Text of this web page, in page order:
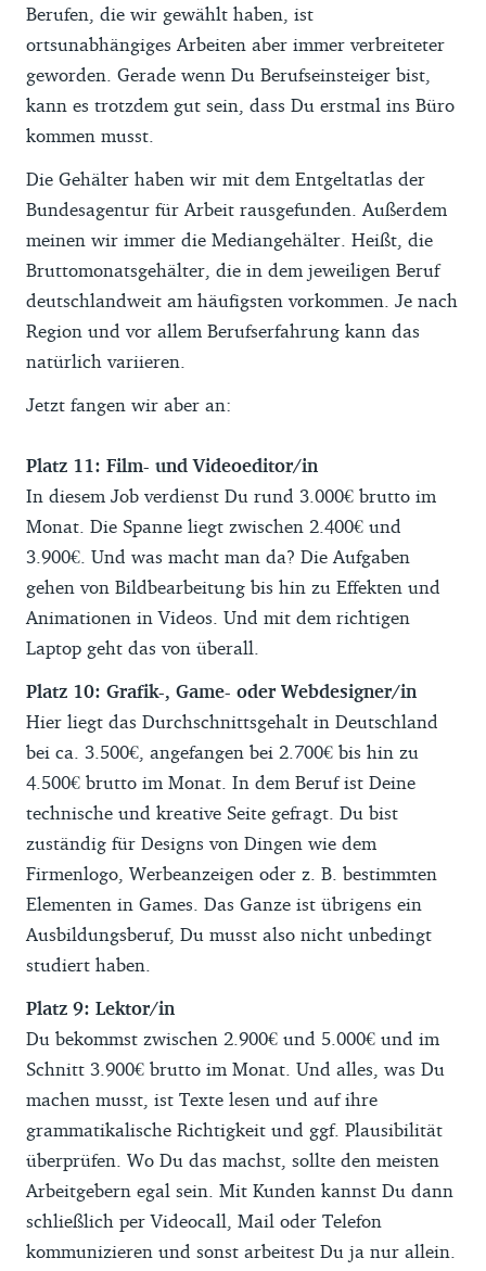
Berufen, die wir gewählt haben, ist
ortsunabhängiges Arbeiten aber immer verbreiteter
geworden. Gerade wenn Du Berufseinsteiger bist,
kann es trotzdem gut sein, dass Du erstmal ins Büro
kommen musst.
Die Gehälter haben wir mit dem Entgeltatlas der
Bundesagentur für Arbeit rausgefunden. Außerdem
meinen wir immer die Mediangehälter. Heißt, die
Bruttomonatsgehälter, die in dem jeweiligen Beruf
deutschlandweit am häufigsten vorkommen. Je nach
Region und vor allem Berufserfahrung kann das
natürlich variieren.
Jetzt fangen wir aber an:
Platz 11: Film- und Videoeditor/in
In diesem Job verdienst Du rund 3.000€ brutto im
Monat. Die Spanne liegt zwischen 2.400€ und
3.900€. Und was macht man da? Die Aufgaben
gehen von Bildbearbeitung bis hin zu Effekten und
Animationen in Videos. Und mit dem richtigen
Laptop geht das von überall.
Platz 10: Grafik-, Game- oder Webdesigner/in
Hier liegt das Durchschnittsgehalt in Deutschland
bei ca. 3.500€, angefangen bei 2.700€ bis hin zu
4.500€ brutto im Monat. In dem Beruf ist Deine
technische und kreative Seite gefragt. Du bist
zuständig für Designs von Dingen wie dem
Firmenlogo, Werbeanzeigen oder z. B. bestimmten
Elementen in Games. Das Ganze ist übrigens ein
Ausbildungsberuf, Du musst also nicht unbedingt
studiert haben.
Platz 9: Lektor/in
Du bekommst zwischen 2.900€ und 5.000€ und im
Schnitt 3.900€ brutto im Monat. Und alles, was Du
machen musst, ist Texte lesen und auf ihre
grammatikalische Richtigkeit und ggf. Plausibilität
überprüfen. Wo Du das machst, sollte den meisten
Arbeitgebern egal sein. Mit Kunden kannst Du dann
schließlich per Videocall, Mail oder Telefon
kommunizieren und sonst arbeitest Du ja nur allein.